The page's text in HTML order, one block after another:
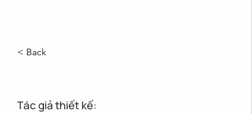
< Back
Tác giả thiết kế: